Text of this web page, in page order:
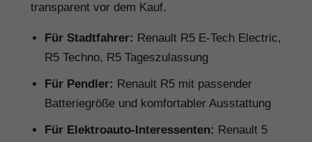
transparent vor dem Kauf.
Für Stadtfahrer: Renault R5 E-Tech Electric,
R5 Techno, R5 Tageszulassung
Für Pendler: Renault R5 mit passender
Batteriegröße und komfortabler Ausstattung
Für Elektroauto-Interessenten: Renault 5